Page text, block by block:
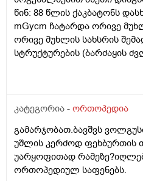
წინ: 88 წლის ქაკბატონს
mGycm ჩატარდა ორივე
ორივე მუხლის სახსრის
სტრუქტურების (ბარძაყის
ნიშნები არ ვლინდება.
წამახვილებულია. ორმხრივ,
კიდეები დეფორმული
უხეში ძვლოვანი
დაქვეითებული,
კატეგორია - ორთოპედია
გამარჯობათ.ბავშვს
უშლის კერძოდ ფეხბურთის
უარყოფითად
ორთოპედიულ საფენებს.